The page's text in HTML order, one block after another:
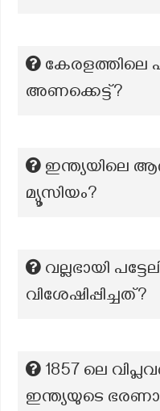
കേരളത്തിലെ
അണക്കെട്ട്?
ഇന്ത്യയിലെ
മ്യൂസിയം?
വല്ലഭായി
വിശേഷിപ്പിച്ചത്?
1857 ലെ
ഇന്ത്യയുടെ